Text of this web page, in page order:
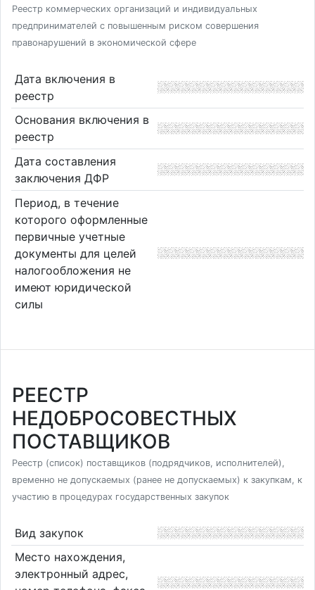
Реестр коммерческих организаций и индивидуальных
предпринимателей с повышенным риском совершения
правонарушений в экономической сфере
Дата включения в
реестр
Основания включения в
реестр
Дата составления
заключения ДФР
Период, в течение
которого оформленные
первичные учетные
документы для целей
налогообложения не
имеют юридической
силы
РЕЕСТР
НЕДОБРОСОВЕСТНЫХ
ПОСТАВЩИКОВ
Реестр (список) поставщиков (подрядчиков, исполнителей),
временно не допускаемых (ранее не допускаемых) к закупкам, к
участию в процедурах государственных закупок
Вид закупок
Место нахождения,
электронный адрес,